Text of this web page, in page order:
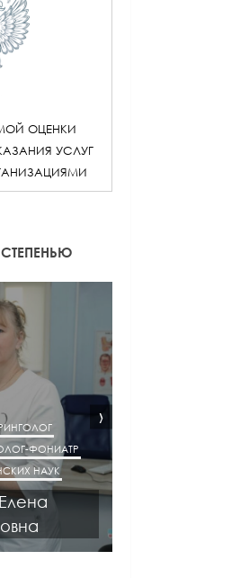
ОЦЕНКИ
УСЛУГ
ФОНИАТР
НАУК
›